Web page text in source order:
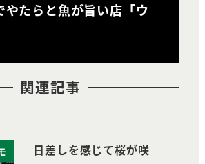
やたらと魚が旨い店「ウ
関連記事
日差しを感じて桜が咲